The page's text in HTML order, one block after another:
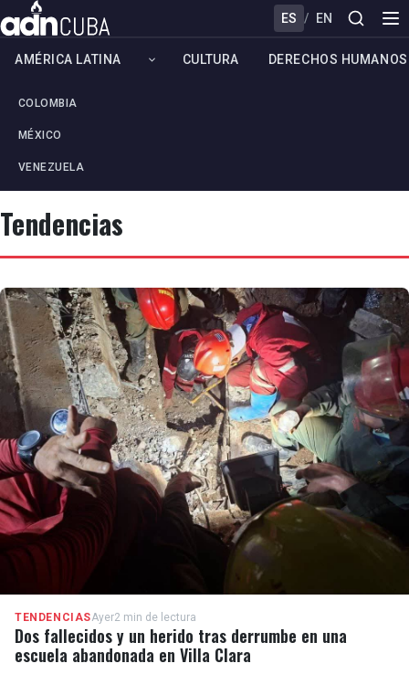
ES / EN
AMÉRICA LATINA
COLOMBIA
MÉXICO
VENEZUELA
CULTURA DERECHOS HUMANOS
Tendencias
TENDENCIASAyer2 min de lectura
Dos fallecidos y un herido tras derrumbe en una
escuela abandonada en Villa Clara